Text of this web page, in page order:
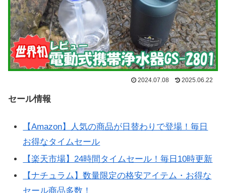
2024.07.08 2025.06.22
セール情報
【Amazon】人気の商品が日替わりで登場！毎日
お得なタイムセール
【楽天市場】24時間タイムセール！毎日10時更新
【ナチュラム】数量限定の格安アイテム・お得な
セール商品多数！